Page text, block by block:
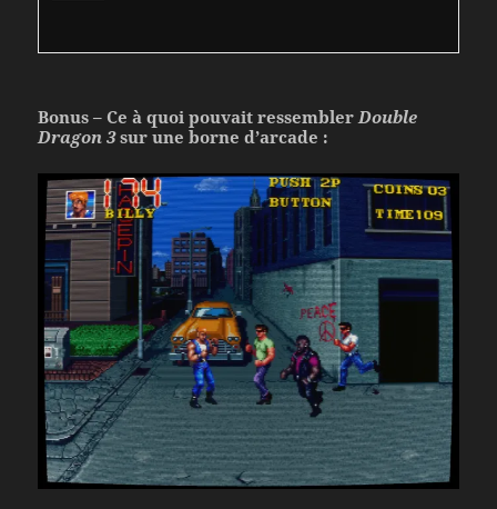
Bonus – Ce à quoi pouvait ressembler Double
Dragon 3sur une borne d’arcade :